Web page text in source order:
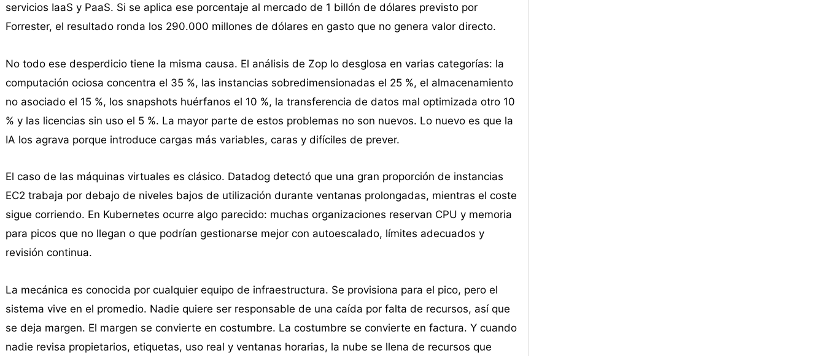
servicios IaaS y PaaS. Si se aplica ese porcentaje al mercado de 1 billón de dólares previsto por
Forrester, el resultado ronda los 290.000 millones de dólares en gasto que no genera valor directo.
No todo ese desperdicio tiene la misma causa. El análisis de Zop lo desglosa en varias categorías: la
computación ociosa concentra el 35 %, las instancias sobredimensionadas el 25 %, el almacenamiento
no asociado el 15 %, los snapshots huérfanos el 10 %, la transferencia de datos mal optimizada otro 10
% y las licencias sin uso el 5 %. La mayor parte de estos problemas no son nuevos. Lo nuevo es que la
IA los agrava porque introduce cargas más variables, caras y difíciles de prever.
El caso de las máquinas virtuales es clásico. Datadog detectó que una gran proporción de instancias
EC2 trabaja por debajo de niveles bajos de utilización durante ventanas prolongadas, mientras el coste
sigue corriendo. En Kubernetes ocurre algo parecido: muchas organizaciones reservan CPU y memoria
para picos que no llegan o que podrían gestionarse mejor con autoescalado, límites adecuados y
revisión continua.
La mecánica es conocida por cualquier equipo de infraestructura. Se provisiona para el pico, pero el
sistema vive en el promedio. Nadie quiere ser responsable de una caída por falta de recursos, así que
se deja margen. El margen se convierte en costumbre. La costumbre se convierte en factura. Y cuando
nadie revisa propietarios, etiquetas, uso real y ventanas horarias, la nube se llena de recursos que